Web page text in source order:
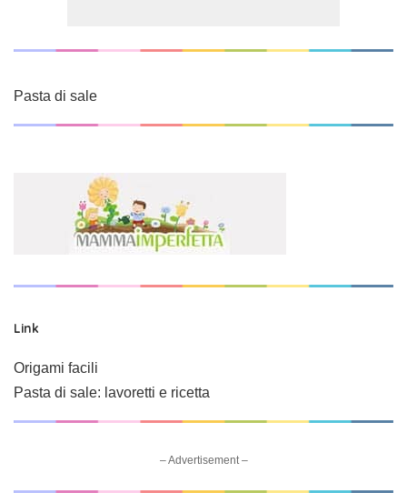
Pasta di sale
Link
Origami facili
Pasta di sale: lavoretti e ricetta
– Advertisement –